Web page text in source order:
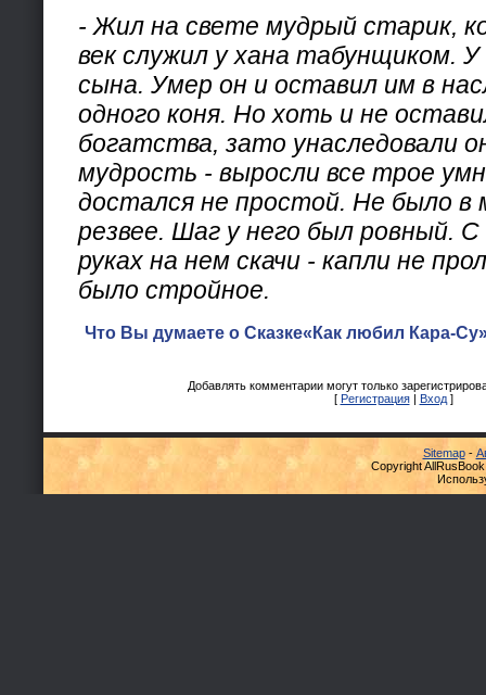
- Жил на свете мудрый старик,
век служил у хана табунщиком.
сына. Умер он и оставил им в
одного коня. Но хоть и не
богатства, зато унаследовали
мудрость - выросли все трое
достался не простой. Не было в
резвее. Шаг у него был ровный. С
руках на нем скачи - капли не
было стройное.
Что Вы думаете о Сказке«Как любил Кара-
Добавлять комментарии могут только
[ Регистрация| Вход]
Sitemap-
Copyright